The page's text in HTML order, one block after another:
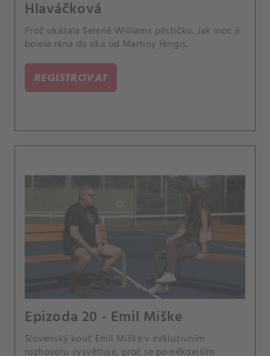
Hlaváčková
Proč ukázala Sereně Williams pěstičku. Jak moc ji
bolela rána do oka od Martiny Hingis.
REGISTROVAT
Epizoda 20 - Emil Miške
Slovenský kouč Emil Miške v exkluzivním
rozhovoru vysvětluje, proč se po někdejším